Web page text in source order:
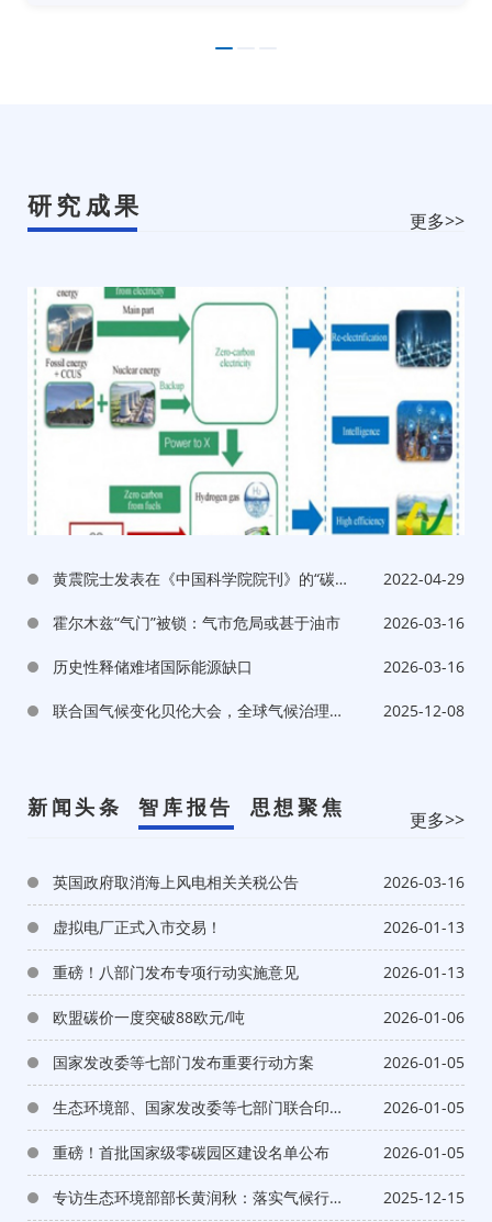
联盟”和“上海长兴碳中和创新产业园”。
研究成果 更多>>
2022-04-29
黄震院士发表在《中国科学院院刊》的“碳中
和愿景下的能源变革”一文的中英对照版
在“中文精品学术期刊双语出版工程”上线发
布
2026-03-16
霍尔木兹“气门”被锁：气市危局或甚于油市
2026-03-16
历史性释储难堵国际能源缺口
2025-12-08
联合国气候变化贝伦大会，全球气候治理从
新闻头条 智库报告 思想聚焦 更多>>
2026-03-16
英国政府取消海上风电相关关税公告
2026-01-13
虚拟电厂正式入市交易！
2026-01-13
重磅！八部门发布专项行动实施意见
2026-01-06
欧盟碳价一度突破88欧元/吨
2026-01-05
国家发改委等七部门发布重要行动方案
2026-01-05
生态环境部、国家发改委等七部门联合印发
重要行动方案 2026-01-05
重磅！首批国家级零碳园区建设名单公布
2025-12-15
专访生态环境部部长黄润秋：落实气候行动